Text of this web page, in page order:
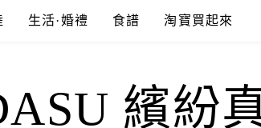
生活·婚禮 食譜 淘寶買起來
繽紛